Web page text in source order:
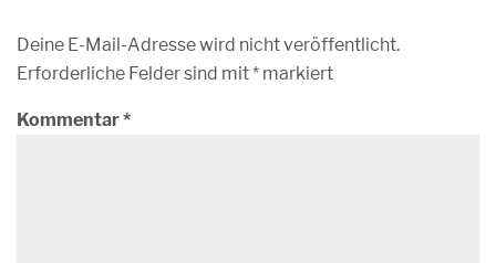
Deine E-Mail-Adresse wird nicht veröffentlicht.
Erforderliche Felder sind mit* markiert
Kommentar*